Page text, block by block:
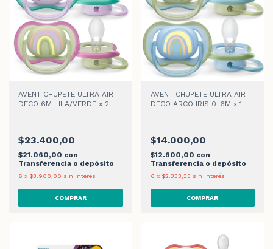
AVENT CHUPETE ULTRA AIR
DECO 6M LILA/VERDE x 2
$23.400,00
$21.060,00 con
Transferencia o depósito
6 x $3.900,00 sin interés
AVENT CHUPETE ULTRA AIR
DECO ARCO IRIS 0-6M x 1
$14.000,00
$12.600,00 con
Transferencia o depósito
6 x $2.333,33 sin interés